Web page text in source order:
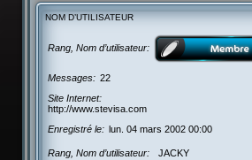
NOM D’UTILISATEUR
Rang, Nom d’utilisateur
Messages
22
Site Internet
http://www.stevisa.com
Enregistré le
lun. 04 mars 2002 00:00
Rang, Nom d’utilisateur
JACKY